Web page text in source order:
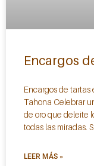
Encargos
Encargos de
Tahona Celebrar
de oro que deleite
todas las miradas.
LEER MÁS »